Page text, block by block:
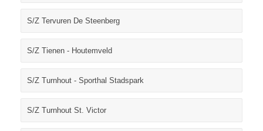
S/Z Tervuren De Steenberg
S/Z Tienen - Houtemveld
S/Z Turnhout - Sporthal Stadspark
S/Z Turnhout St. Victor